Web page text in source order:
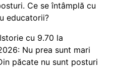
Ce se întâmplă cu
educatorii?
cu 9.70 la
Nu prea sunt mari
păcate nu sunt posturi